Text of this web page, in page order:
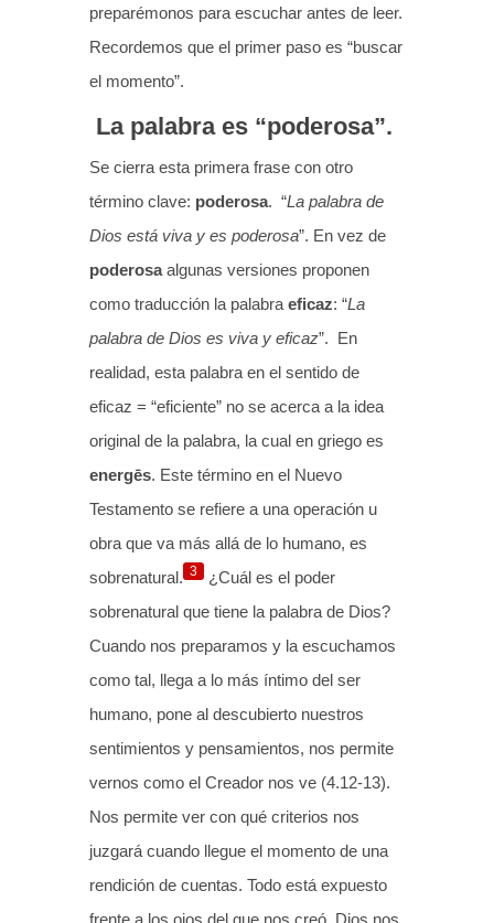
preparémonos para escuchar antes de leer.
Recordemos que el primer paso es “buscar
el momento”.
La palabra es “poderosa”.
Se cierra esta primera frase con otro
término clave: poderosa. “La palabra de
Dios está viva y es poderosa”. En vez de
poderosaalgunas versiones proponen
como traducción la palabra eficaz: “La
palabra de Dios es viva y eficaz”. En
realidad, esta palabra en el sentido de
eficaz = “eficiente” no se acerca a la idea
original de la palabra, la cual en griego es
energēs. Este término en el Nuevo
Testamento se refiere a una operación u
obra que va más allá de lo humano, es
sobrenatural. 3 ¿Cuál es el poder
sobrenatural que tiene la palabra de Dios?
Cuando nos preparamos y la escuchamos
como tal, llega a lo más íntimo del ser
humano, pone al descubierto nuestros
sentimientos y pensamientos, nos permite
vernos como el Creador nos ve (4.12-13).
Nos permite ver con qué criterios nos
juzgará cuando llegue el momento de una
rendición de cuentas. Todo está expuesto